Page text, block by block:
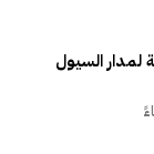
لمدار السيول